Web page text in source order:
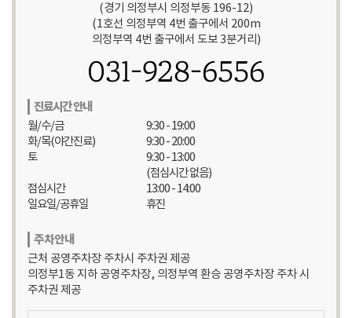
(경기 의정부시 의정부동 196-12)
(1호선 의정부역 4번 출구에서 200m
의정부역 4번 출구에서 도보 3분거리)
031-928-6556
진료시간 안내
월/수/금
화/목(야간진료)
토
점심시간
일요일/공휴일
9:30 - 19:00
9:30 - 20:00
9:30 - 13:00
(점심시간 없음)
13:00 - 14:00
휴진
주차안내
근처 공영주차장 주차시 주차권 제공
의정부1동 지하 공영주차장, 의정부역 환승 공영주차장 주차 시
주차권 제공